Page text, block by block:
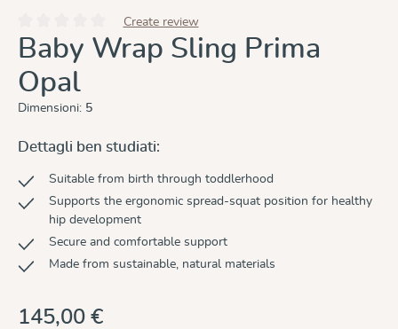
Valutazione media di 0 su 5 stelle
Create review
Baby Wrap Sling Prima
Opal
Dimensioni: 5
Dettagli ben studiati:
Suitable from birth through toddlerhood
Supports the ergonomic spread-squat position for healthy
hip development
Secure and comfortable support
Made from sustainable, natural materials
145,00 €